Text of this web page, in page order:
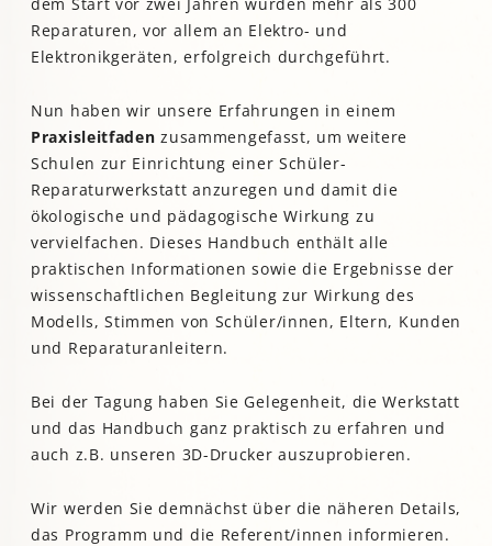
Reparaturen, vor allem an Elektro- und
Elektronikgeräten, erfolgreich durchgeführt.
Nun haben wir unsere Erfahrungen in einem
Praxisleitfaden zusammengefasst, um weitere
Schulen zur Einrichtung einer Schüler-
Reparaturwerkstatt anzuregen und damit die
ökologische und pädagogische Wirkung zu
vervielfachen. Dieses Handbuch enthält alle
praktischen Informationen sowie die Ergebnisse der
wissenschaftlichen Begleitung zur Wirkung des
Modells, Stimmen von Schüler/innen, Eltern, Kunden
und Reparaturanleitern.
Bei der Tagung haben Sie Gelegenheit, die Werkstatt
und das Handbuch ganz praktisch zu erfahren und
auch z.B. unseren 3D-Drucker auszuprobieren.
Wir werden Sie demnächst über die näheren Details,
das Programm und die Referent/innen informieren.